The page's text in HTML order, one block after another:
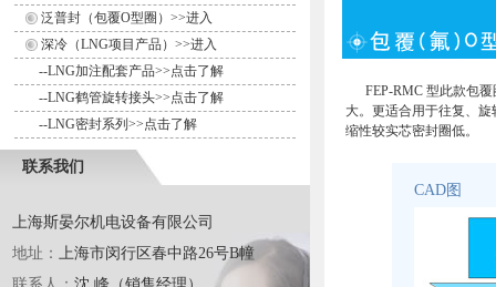
泛普封（包覆O型圈）>>进入
深冷（LNG项目产品）>>进入
--LNG加注配套产品>>点击了解
--LNG鹤管旋转接头>>点击了解
--LNG密封系列>>点击了解
联系我们
上海斯晏尔机电设备有限公司
地址： 上海市闵行区春中路26号B幢
FEP-RMC 型此款包覆
大。更适合用于往复、
缩性较实芯密封圈低。
CAD图